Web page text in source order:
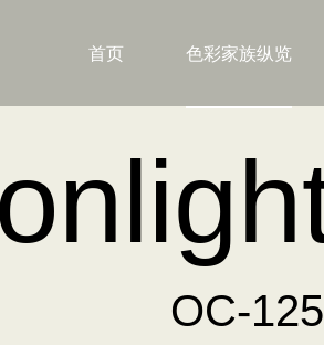
首页 色彩家族纵览
OC-125